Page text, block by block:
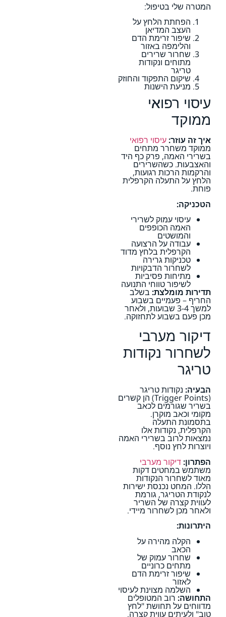
המטרה שלי בטיפול:
הפחתת הלחץ על
העצב המדיאן
שיפור זרימת הדם
והלימפה באזור
שחרור שרירים
מתוחים ונקודות
טריגר
שיקום התפקוד והחוזק
מניעת הישנות
עיסוי רפואי
ממוקד
איך זה עוזר:עיסוי רפואי
ממוקד משחרר מתחים
בשרירי האמה, פרק כף היד
והאצבעות. כשהשרירים
והרקמות הרכות רגועות,
הלחץ על התעלה הקרפלית
פוחת.
הטכניקה:
עיסוי עמוק לשרירי
האמה הכופפים
והמושטים
עבודה על הרצועה
הקרפלית בלחץ מדוד
טכניקות גרירה
לשחרור הדבקויות
מתיחות פסיביות
לשיפור טווחי התנועה
תדירות מומלצת: בשלב
החריף – פעמיים בשבוע
למשך 3-4 שבועות, ולאחר
מכן פעם בשבוע לתחזוקה.
דיקור מערבי
לשחרור נקודות
טריגר
הבעיה: נקודות טריגר
(Trigger Points) הן קשרים
בשריר שגורמים לכאב
מקומי וכאב מוקרן.
בתסמונת התעלה
הקרפלית, נקודות אלו
נמצאות לרוב בשרירי האמה
ויוצרות לחץ נוסף.
הפתרון:דיקור מערבי
משתמש במחטים דקות
מאוד לשחרור הנקודות
הללו. המחט נכנסת ישירות
לנקודת הטריגר, גורמת
לעווית קצרה של השריר
ולאחר מכן לשחרור מיידי.
היתרונות:
הקלה מהירה על
הכאב
שחרור עמוק של
מתחים כרוניים
שיפור זרימת הדם
לאזור
השלמה מצוינת לעיסוי
התחושה: רוב המטופלים
מדווחים על תחושת "לחץ
טוב" ולעיתים עווית קצרה.